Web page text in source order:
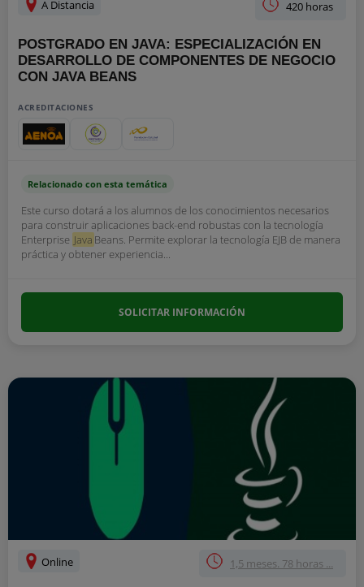
A Distancia 420 horas
POSTGRADO EN JAVA: ESPECIALIZACIÓN EN
DESARROLLO DE COMPONENTES DE NEGOCIO
CON JAVA BEANS
ACREDITACIONES
Relacionado con esta temática
Este curso dotará a los alumnos de los conocimientos necesarios
para construir aplicaciones back-end robustas con la tecnología
Enterprise Java Beans. Permite explorar la tecnología EJB de manera
práctica y obtener experiencia...
SOLICITAR INFORMACIÓN
Online 1,5 meses. 78 horas ...